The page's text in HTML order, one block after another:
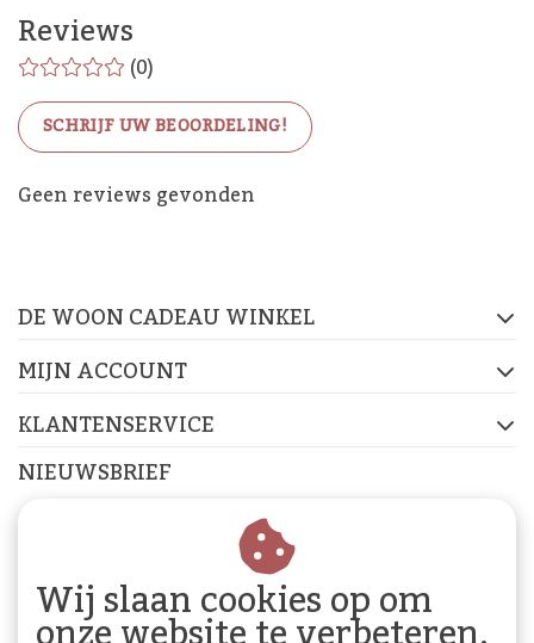
Reviews
(0)
SCHRIJF UW BEOORDELING!
Geen reviews gevonden
De Woon Cadeau Winkel
DE WOON CADEAU WINKEL
MIJN ACCOUNT
KLANTENSERVICE
NIEUWSBRIEF
Abonneer je op onze nieuwsbrief om op de hoogte te
Wij slaan cookies op om